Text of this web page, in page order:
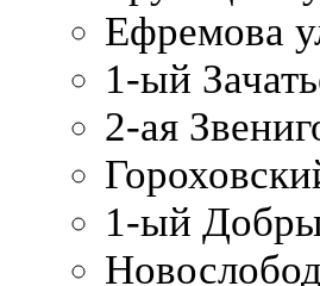
Ефремова
1-ый
2-ая
1-ый